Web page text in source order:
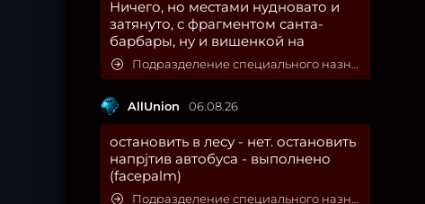
Ничего, но местами нудновато и
затянуто, с фрагментом санта-
барбары, ну и вишенкой на
Подразделение специального назначения
AllUnion 06.08.26
остановить в лесу - нет. остановить
напрjтив автобуса - выполнено
(facepalm)
Подразделение специального назначения